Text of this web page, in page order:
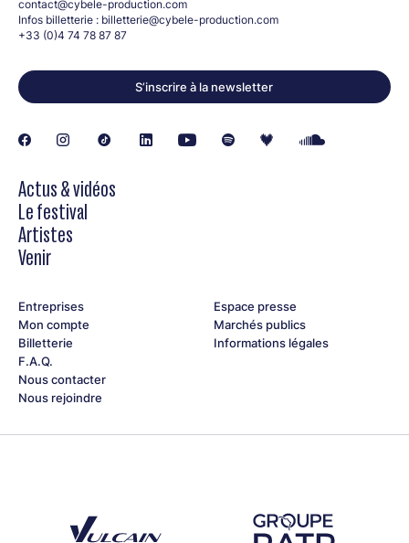
Line-up :
Léo Debroise (contrebasse)
Victor Dubois (batterie)
Retrouvez les groupes finalistes du Rezzo au festival Jazz à
L’annonce du groupe lauréat du Rezzo Jazz à Vienne 2026
aura lieu le mardi 30 juin à 20h45 sur la scène de Cybèle.
contact@cybele-production.com
Infos billetterie : billetterie@cybele-production.com
+33 (0)4 74 78 87 87
S’inscrire à la newsletter
Actus & vidéos
Le festival
Artistes
Venir
Entreprises
Mon compte
Billetterie
F.A.Q.
Nous contacter
Nous rejoindre
Espace presse
Marchés publics
Informations légales